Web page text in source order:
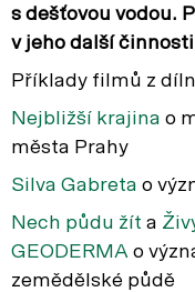
s dešťovou vodou.
v jeho další
Příklady filmů z
Nejbližší krajina o
města Prahy
Silva Gabreta o
Nech půdu žít a
GEODERMA o
zemědělské půdě